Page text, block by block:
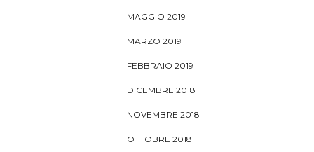
MAGGIO 2019
MARZO 2019
FEBBRAIO 2019
DICEMBRE 2018
NOVEMBRE 2018
OTTOBRE 2018